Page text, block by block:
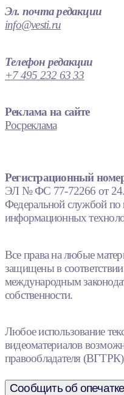
Эл. почта редакции
info@vesti.ru
Телефон редакции
+7 495 232 63 33
Реклама на сайте
Росреклама
Регистрационный
ЭЛ № ФС 77-72266 от
Федеральной службой по
информационных
Все права на любые
защищены в
международным
собственности.
Любое использование
видеоматериалов
правообладателя
Сообщить об опечатке